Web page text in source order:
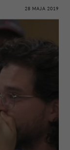
28 MAJA 2019